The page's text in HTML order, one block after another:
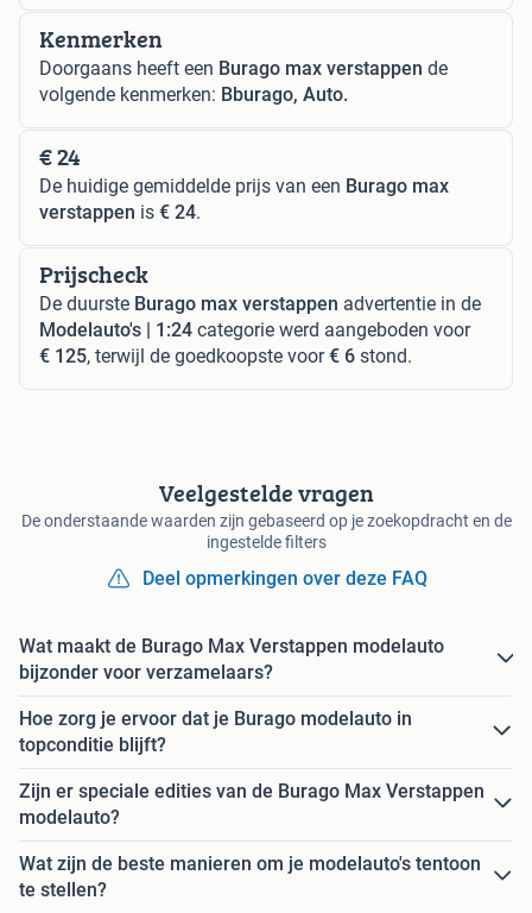
Kenmerken
Doorgaans heeft een Burago max verstappen de
volgende kenmerken: Bburago, Auto.
€ 24
De huidige gemiddelde prijs van een Burago max
verstappen is € 24.
Prijscheck
De duurste Burago max verstappen advertentie in de
Modelauto's | 1:24 categorie werd aangeboden voor
€ 125, terwijl de goedkoopste voor€ 6 stond.
Veelgestelde vragen
De onderstaande waarden zijn gebaseerd op je zoekopdracht en de
ingestelde filters
Deel opmerkingen over deze FAQ
Wat maakt de Burago Max Verstappen modelauto
bijzonder voor verzamelaars?
Hoe zorg je ervoor dat je Burago modelauto in
topconditie blijft?
Zijn er speciale edities van de Burago Max Verstappen
modelauto?
Wat zijn de beste manieren om je modelauto's tentoon
te stellen?